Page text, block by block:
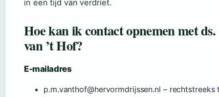
in een tijd van verdriet.
Hoe kan ik contact opnemen met ds.
van ’t Hof?
E‑mailadres
p.m.vanthof@hervormdrijssen.nl – rechtstreeks